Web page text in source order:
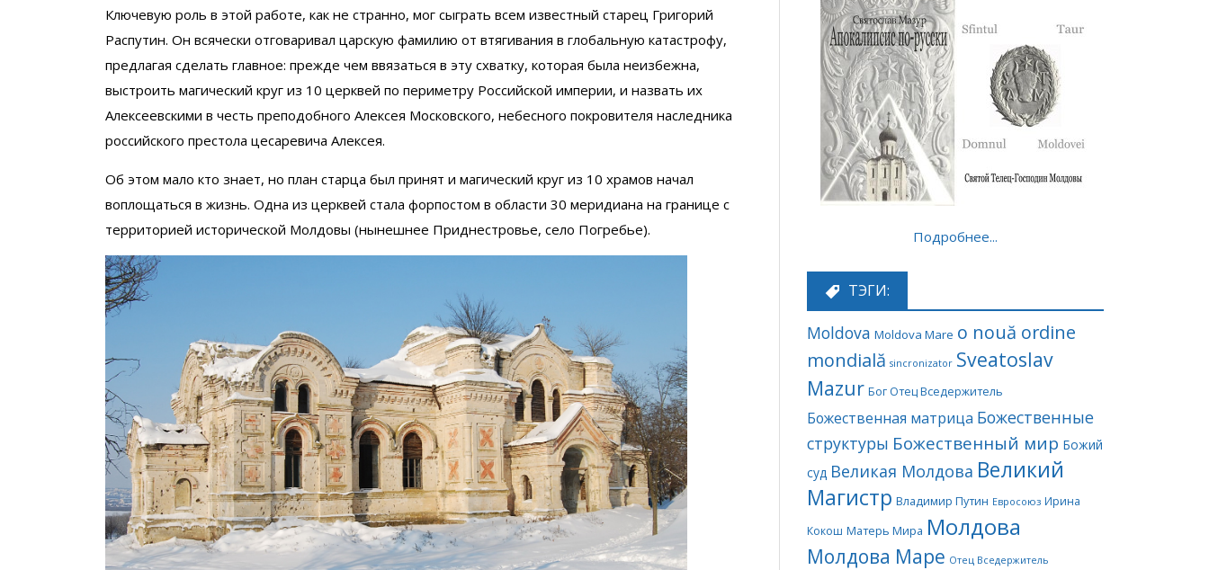
Ключевую роль в этой работе, как не странно, мог сыграть всем известный старец Григорий
Распутин. Он всячески отговаривал царскую фамилию от втягивания в глобальную катастрофу,
предлагая сделать главное: прежде чем ввязаться в эту схватку, которая была неизбежна,
выстроить магический круг из 10 церквей по периметру Российской империи, и назвать их
Алексеевскими в честь преподобного Алексея Московского, небесного покровителя наследника
российского престола цесаревича Алексея.
Об этом мало кто знает, но план старца был принят и магический круг из 10 храмов начал
воплощаться в жизнь. Одна из церквей стала форпостом в области 30 меридиана на границе с
территорией исторической Молдовы (нынешнее Приднестровье, село Погребье).
Подробнее...
ТЭГИ:
Moldova Moldova Mare o nouă ordine
mondială sincronizator Sveatoslav
Mazur Бог Отец Вседержитель
Божественная матрица Божественные
структуры Божественный мир Божий
суд Великая Молдова Великий
Магистр Владимир Путин Евросоюз Ирина
Кокош Матерь Мира Молдова
Молдова Маре Отец Вседержитель